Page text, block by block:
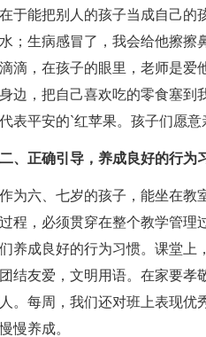
于能把别人的孩子当成自己的
；生病感冒了，我会给他擦擦
滴，在孩子的眼里，老师是爱
边，把自己喜欢吃的零食塞到
表平安的`红苹果。孩子们愿意
二、正确引导，养成良好的行为
六、七岁的孩子，能坐在教室
程，必须贯穿在整个教学管理
养成良好的行为习惯。课堂上
结友爱，文明用语。在家要
。每周，我们还对班上表现优
慢养成。